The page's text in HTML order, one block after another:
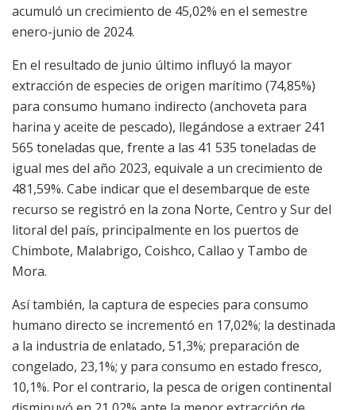
acumuló un crecimiento de 45,02% en el semestre
enero-junio de 2024.
En el resultado de junio último influyó la mayor
extracción de especies de origen marítimo (74,85%)
para consumo humano indirecto (anchoveta para
harina y aceite de pescado), llegándose a extraer 241
565 toneladas que, frente a las 41 535 toneladas de
igual mes del año 2023, equivale a un crecimiento de
481,59%. Cabe indicar que el desembarque de este
recurso se registró en la zona Norte, Centro y Sur del
litoral del país, principalmente en los puertos de
Chimbote, Malabrigo, Coishco, Callao y Tambo de
Mora.
Así también, la captura de especies para consumo
humano directo se incrementó en 17,02%; la destinada
a la industria de enlatado, 51,3%; preparación de
congelado, 23,1%; y para consumo en estado fresco,
10,1%. Por el contrario, la pesca de origen continental